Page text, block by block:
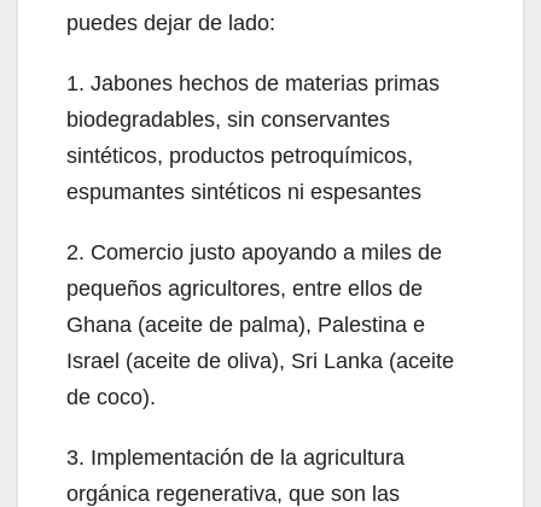
puedes dejar de lado:
1. Jabones hechos de materias primas
biodegradables, sin conservantes
sintéticos, productos petroquímicos,
espumantes sintéticos ni espesantes
2. Comercio justo apoyando a miles de
pequeños agricultores, entre ellos de
Ghana (aceite de palma), Palestina e
Israel (aceite de oliva), Sri Lanka (aceite
de coco).
3. Implementación de la agricultura
orgánica regenerativa, que son las